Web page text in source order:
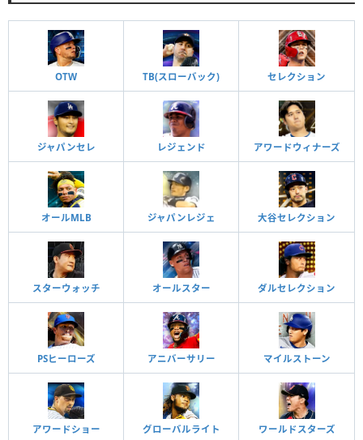
OTW TB(スローバック) セレクション
ジャパンセレ レジェンド アワードウィナーズ
オールMLB ジャパンレジェ 大谷セレクション
スターウォッチ オールスター ダルセレクション
PSヒーローズ アニバーサリー マイルストーン
アワードショー グローバルライト ワールドスターズ